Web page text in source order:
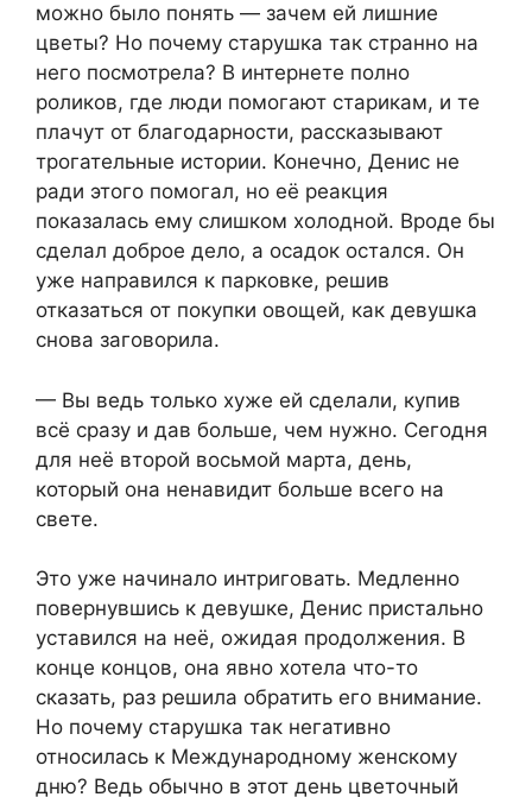
можно было понять — зачем ей лишние
цветы? Но почему старушка так странно на
него посмотрела? В интернете полно
роликов, где люди помогают старикам, и те
плачут от благодарности, рассказывают
трогательные истории. Конечно, Денис не
ради этого помогал, но её реакция
показалась ему слишком холодной. Вроде бы
сделал доброе дело, а осадок остался. Он
уже направился к парковке, решив
отказаться от покупки овощей, как девушка
снова заговорила.
— Вы ведь только хуже ей сделали, купив
всё сразу и дав больше, чем нужно. Сегодня
для неё второй восьмой марта, день,
который она ненавидит больше всего на
свете.
Это уже начинало интриговать. Медленно
повернувшись к девушке, Денис пристально
уставился на неё, ожидая продолжения. В
конце концов, она явно хотела что-то
сказать, раз решила обратить его внимание.
Но почему старушка так негативно
относилась к Международному женскому
дню? Ведь обычно в этот день цветочный